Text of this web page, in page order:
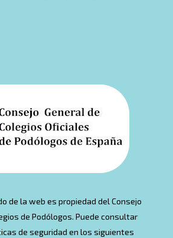
de la web es propiedad del Consejo
de Podólogos. Puede consultar
de seguridad en los siguientes